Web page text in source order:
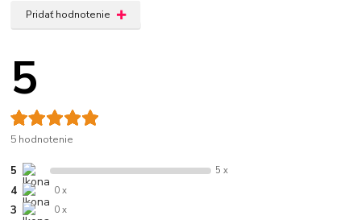
Pridať hodnotenie
5
5 hodnotenie
5 5 x
4 0 x
3 0 x